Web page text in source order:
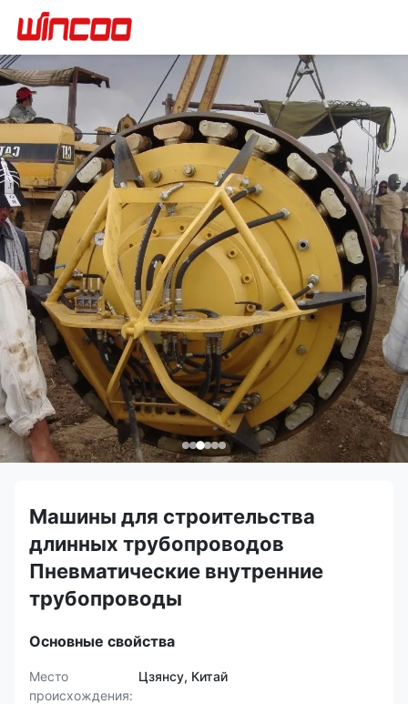
Машины для строительства
длинных трубопроводов
Пневматические внутренние
трубопроводы
Основные свойства
Место
происхождения:
Цзянсу, Китай